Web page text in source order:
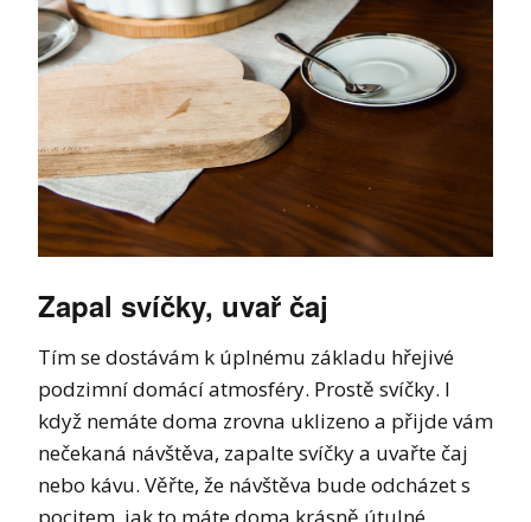
Zapal svíčky, uvař čaj
Tím se dostávám k úplnému základu hřejivé
podzimní domácí atmosféry. Prostě svíčky. I
když nemáte doma zrovna uklizeno a přijde vám
nečekaná návštěva, zapalte svíčky a uvařte čaj
nebo kávu. Věřte, že návštěva bude odcházet s